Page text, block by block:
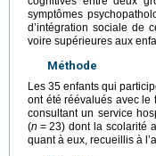
symptômes
d’intégration sociale de
voire supérieures aux
Méthode
Les 35 enfants qui
ont été réévalués avec le
consultant un service
(n = 23) dont la scolarité
quant à eux, recueillis à